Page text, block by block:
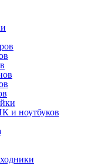
и ноутбуков